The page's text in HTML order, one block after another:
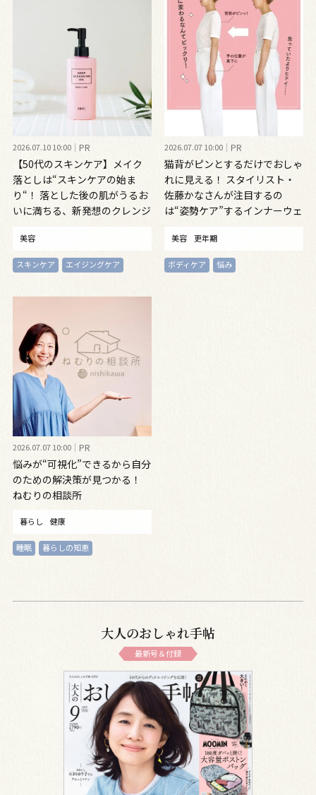
2026.07.10 10:00 PR
【50代のスキンケア】メイク
落としは“スキンケアの始ま
り“！ 落とした後の肌がうるお
いに満ちる、新発想のクレンジ
美容
スキンケア エイジングケア
2026.07.07 10:00 PR
猫背がピンとするだけでおしゃ
れに見える！ スタイリスト・
佐藤かなさんが注目するの
は“姿勢ケア”するインナーウェ
美容 更年期
ボディケア 悩み
2026.07.07 10:00 PR
悩みが“可視化”できるから自分
のための解決策が見つかる！
ねむりの相談所
暮らし 健康
睡眠 暮らしの知恵
大人のおしゃれ手帖
最新号＆付録